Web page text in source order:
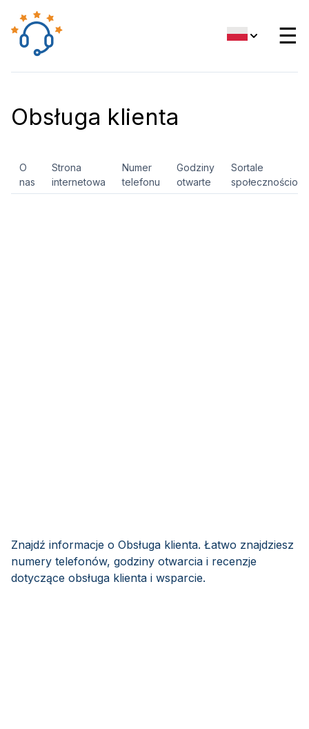
☰
Obsługa klienta
O
nas
Strona
internetowa
Numer
telefonu
Godziny
otwarte
Sortale
Znajdź informacje o Obsługa klienta. Łatwo znajdziesz
numery telefonów, godziny otwarcia i recenzje
dotyczące obsługa klienta i wsparcie.